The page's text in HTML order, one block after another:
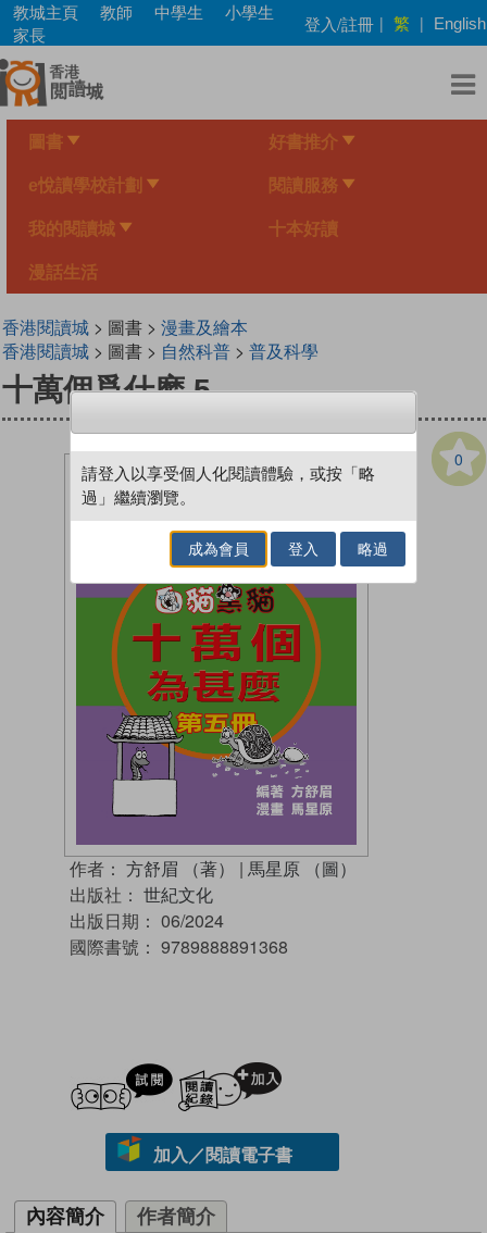
Skip
main
content
教城主頁 教師 中學生
小學生
家長
登入/註冊 | 繁 | English
圖書 好書推介
e悅讀學校計劃 閱讀服務
我的閱讀城 十本好讀
漫話生活
香港閱讀城> 圖書 > 漫畫及繪本
香港閱讀城> 圖書 > 自然科普> 普及科學
十萬個爲什麽 5
0
作者： 方舒眉 （著） | 馬星原 （圖）
出版社： 世紀文化
出版日期： 06/2024
國際書號： 9789888891368
試閲
加入／閱讀電子書
內容簡介 作者簡介
請登入以享受個人化閱讀體驗，或按「略
過」繼續瀏覽。
成為會員 登入 略過